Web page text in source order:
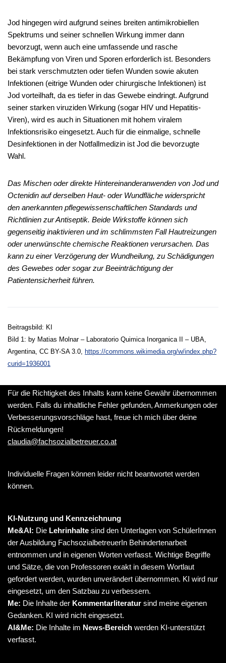
Jod hingegen wird aufgrund seines breiten antimikrobiellen
Spektrums und seiner schnellen Wirkung immer dann
bevorzugt, wenn auch eine umfassende und rasche
Bekämpfung von Viren und Sporen erforderlich ist. Besonders
bei stark verschmutzten oder tiefen Wunden sowie akuten
Infektionen (eitrige Wunden oder chirurgische Infektionen) ist
Jod vorteilhaft, da es tiefer in das Gewebe eindringt. Aufgrund
seiner starken viruziden Wirkung (sogar HIV und Hepatitis-
Viren), wird es auch in Situationen mit hohem viralem
Infektionsrisiko eingesetzt. Auch für die einmalige, schnelle
Desinfektionen in der Notfallmedizin ist Jod die bevorzugte
Wahl.
Das Mischen oder direkte Hintereinanderanwenden von Jod und
Octenidin auf derselben Haut- oder Wundfläche widerspricht
den anerkannten pflegewissenschaftlichen Standards und
Richtlinien zur Antiseptik. Beide Wirkstoffe können sich
gegenseitig inaktivieren und im schlimmsten Fall Hautreizungen
oder unerwünschte chemische Reaktionen verursachen. Das
kann zu einer Verzögerung der Wundheilung, zu Schädigungen
des Gewebes oder sogar zur Beeinträchtigung der
Patientensicherheit führen.
Beitragsbild: KI
Bild 1: by Matias Molnar – Laboratorio Quimica Inorganica II – UBA,
Argentina, CC BY-SA 3.0, https://commons.wikimedia.org/w/index.php?
curid=1936001
Für die Richtigkeit des Inhalts kann keine Gewähr übernommen
werden. Falls du inhaltliche Fehler gefunden, Anmerkungen oder
Verbesserungsvorschläge hast, freue ich mich über deine
Rückmeldungen!
claudia@fachsozialbetreuer.co.at
Individuelle Fragen können leider nicht beantwortet werden
können.
KI-Nutzung und Kennzeichnung
Me&AI: Die Lehrinhalte sind den Unterlagen von SchülerInnen
der Ausbildung FachsozialbetreuerIn Behindertenarbeit
entnommen und in eigenen Worten verfasst. Wichtige Begriffe
und Sätze, die von Professoren exakt in diesem Wortlaut
gefordert werden, wurden unverändert übernommen. KI wird nur
eingesetzt, um den Satzbau zu verbessern.
Me: Die Inhalte der Kommentarliteratur sind meine eigenen
Gedanken. KI wird nicht eingesetzt.
AI&Me: Die Inhalte im News-Bereich werden KI-unterstützt
verfasst.